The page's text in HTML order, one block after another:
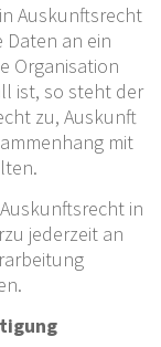
Auskunftsrecht
an ein
Organisation
ist, so steht der
zu, Auskunft
mit
in
jederzeit an